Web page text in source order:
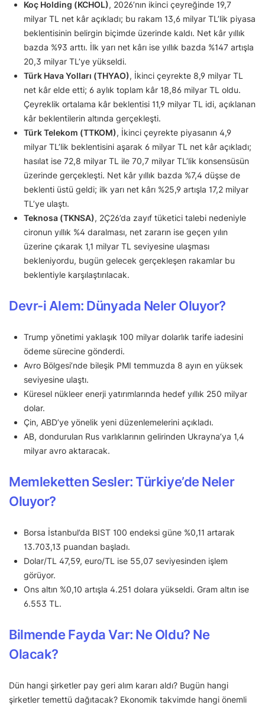
Koç Holding (KCHOL), 2026’nın ikinci çeyreğinde 19,7
milyar TL net kâr açıkladı; bu rakam 13,6 milyar TL’lik piyasa
beklentisinin belirgin biçimde üzerinde kaldı. Net kâr yıllık
bazda %93 arttı. İlk yarı net kârı ise yıllık bazda %147 artışla
20,3 milyar TL’ye yükseldi.
Türk Hava Yolları (THYAO), İkinci çeyrekte 8,9 milyar TL
net kâr elde etti; 6 aylık toplam kâr 18,86 milyar TL oldu.
Çeyreklik ortalama kâr beklentisi 11,9 milyar TL idi, açıklanan
kâr beklentilerin altında gerçekleşti.
Türk Telekom (TTKOM), İkinci çeyrekte piyasanın 4,9
milyar TL’lik beklentisini aşarak 6 milyar TL net kâr açıkladı;
hasılat ise 72,8 milyar TL ile 70,7 milyar TL’lik konsensüsün
üzerinde gerçekleşti. Net kâr yıllık bazda %7,4 düşse de
beklenti üstü geldi; ilk yarı net kârı %25,9 artışla 17,2 milyar
TL’ye ulaştı.
Teknosa (TKNSA), 2Ç26’da zayıf tüketici talebi nedeniyle
cironun yıllık %4 daralması, net zararın ise geçen yılın
üzerine çıkarak 1,1 milyar TL seviyesine ulaşması
bekleniyordu, bugün gelecek gerçekleşen rakamlar bu
beklentiyle karşılaştırılacak.
Devr-i Alem: Dünyada Neler Oluyor?
Trump yönetimi yaklaşık 100 milyar dolarlık tarife iadesini
ödeme sürecine gönderdi.
Avro Bölgesi’nde bileşik PMI temmuzda 8 ayın en yüksek
seviyesine ulaştı.
Küresel nükleer enerji yatırımlarında hedef yıllık 250 milyar
dolar.
Çin, ABD’ye yönelik yeni düzenlemelerini açıkladı.
AB, dondurulan Rus varlıklarının gelirinden Ukrayna’ya 1,4
milyar avro aktaracak.
Memleketten Sesler: Türkiye’de Neler
Oluyor?
Borsa İstanbul’da BIST 100 endeksi güne %0,11 artarak
13.703,13 puandan başladı.
Dolar/TL 47,59, euro/TL ise 55,07 seviyesinden işlem
görüyor.
Ons altın %0,10 artışla 4.251 dolara yükseldi. Gram altın ise
6.553 TL.
Bilmende Fayda Var: Ne Oldu? Ne
Olacak?
Dün hangi şirketler pay geri alım kararı aldı? Bugün hangi
şirketler temettü dağıtacak? Ekonomik takvimde hangi önemli